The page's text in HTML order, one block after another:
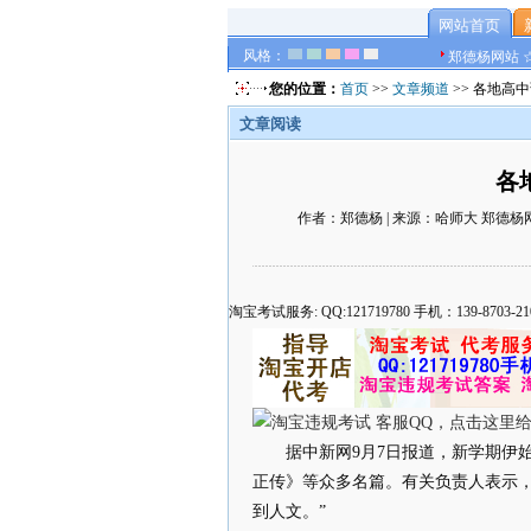
风格：
网站首页
郑德杨网站
您的位置： 首页 >> 文章频道 >> 各地高
文章阅读
各
作者：郑德杨 | 来源：哈师大 郑德杨
淘宝考试服务: QQ:121719780 手机：139-
据中新网9月7日报道，新学期伊
正传》等众多名篇。有关负责人表示
到人文。”